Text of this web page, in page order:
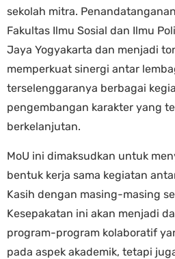
sekolah mitra.
Fakultas Ilmu Sosial dan Ilmu
Jaya Yogyakarta dan menjadi
memperkuat sinergi antar
terselenggaranya berbagai
pengembangan karakter yang
berkelanjutan.
MoU ini dimaksudkan untuk
bentuk kerja sama kegiatan
Kasih dengan masing-masing
Kesepakatan ini akan menjadi
program-program kolaboratif
pada aspek akademik, tetapi